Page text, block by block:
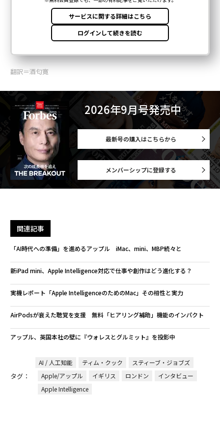
翻訳＝酒匂寛
2026年9月号発売中
最新号の購入はこちらから
メンバーシップに登録する
関連記事
「AI時代への準備」を進めるアップル iMac、mini、MBP続々と
新iPad mini、Apple Intelligence対応で仕事や創作はどう進化する？
実機レポート「Apple IntelligenceのためのMac」その相性と実力
AirPodsが衰えた聴覚を支援 無料「ヒアリング補助」機能のインパクト
アップル、英国本社の壁に『ウォレスとグルミット』を投影中
タグ：
AI / 人工知能 ティム・クック
スティーブ・ジョブズ
Apple/アップル
イギリス ロンドン
インタビュー
Apple Intelligence